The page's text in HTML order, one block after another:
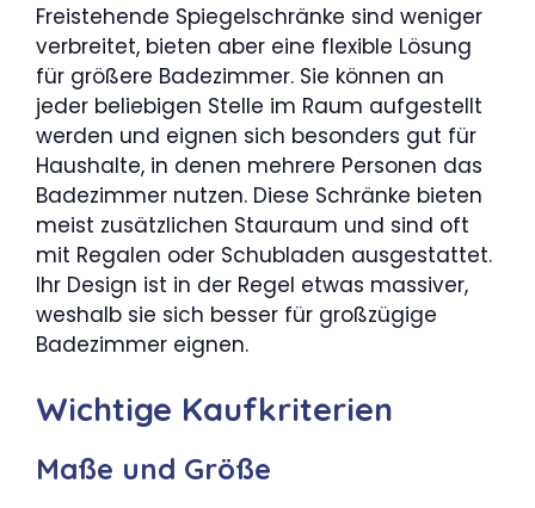
Freistehende Spiegelschränke sind weniger
verbreitet, bieten aber eine flexible Lösung
für größere Badezimmer. Sie können an
jeder beliebigen Stelle im Raum aufgestellt
werden und eignen sich besonders gut für
Haushalte, in denen mehrere Personen das
Badezimmer nutzen. Diese Schränke bieten
meist zusätzlichen Stauraum und sind oft
mit Regalen oder Schubladen ausgestattet.
Ihr Design ist in der Regel etwas massiver,
weshalb sie sich besser für großzügige
Badezimmer eignen.
Wichtige Kaufkriterien
Maße und Größe